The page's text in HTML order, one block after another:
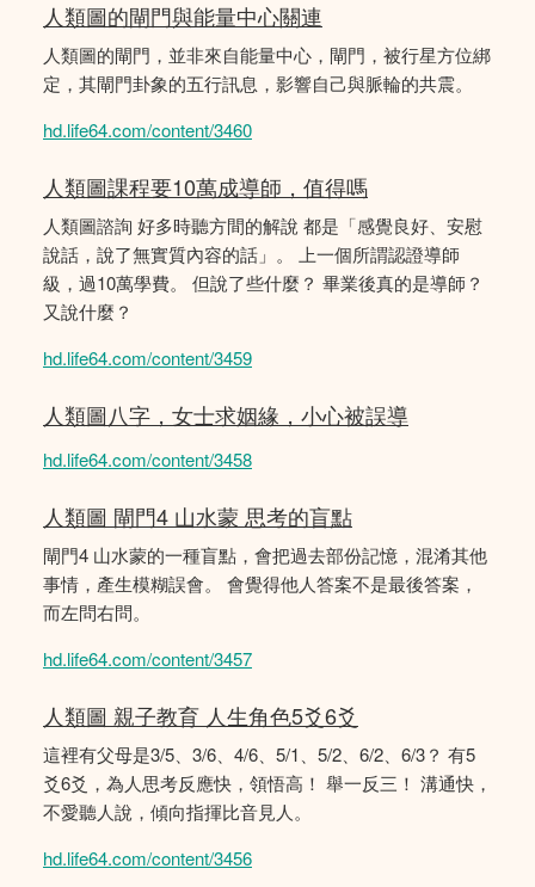
人類圖的閘門與能量中心關連
人類圖的閘門，並非來自能量中心，閘門，被行星方位綁
定，其閘門卦象的五行訊息，影響自己與脈輪的共震。
hd.life64.com/content/3460
人類圖課程要10萬成導師，值得嗎
人類圖諮詢 好多時聽方間的解說 都是「感覺良好、安慰
說話，說了無實質內容的話」。 上一個所謂認證導師
級，過10萬學費。 但說了些什麼？ 畢業後真的是導師？
又說什麼？
hd.life64.com/content/3459
人類圖八字，女士求姻緣，小心被誤導
hd.life64.com/content/3458
人類圖 閘門4 山水蒙 思考的盲點
閘門4 山水蒙的一種盲點，會把過去部份記憶，混淆其他
事情，產生模糊誤會。 會覺得他人答案不是最後答案，
而左問右問。
hd.life64.com/content/3457
人類圖 親子教育 人生角色5爻6爻
這裡有父母是3/5、3/6、4/6、5/1、5/2、6/2、6/3？ 有5
爻6爻，為人思考反應快，領悟高！ 舉一反三！ 溝通快，
不愛聽人說，傾向指揮比音見人。
hd.life64.com/content/3456